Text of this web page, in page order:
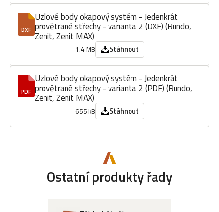
DXF
Uzlové body okapový systém - Jedenkrát
provětrané střechy - varianta 2 (DXF) (Rundo,
Zenit, Zenit MAX)
1.4 MB Stáhnout
PDF
Uzlové body okapový systém - Jedenkrát
provětrané střechy - varianta 2 (PDF) (Rundo,
Zenit, Zenit MAX)
655 kB Stáhnout
Ostatní produkty řady